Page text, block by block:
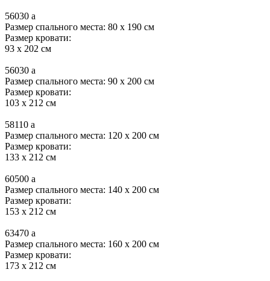
56030 a
Размер спального места: 80 x 190 см
Размер кровати:
93 x 202 см
56030 a
Размер спального места: 90 x 200 см
Размер кровати:
103 x 212 см
58110 a
Размер спального места: 120 x 200 см
Размер кровати:
133 x 212 см
60500 a
Размер спального места: 140 x 200 см
Размер кровати:
153 x 212 см
63470 a
Размер спального места: 160 x 200 см
Размер кровати:
173 x 212 см